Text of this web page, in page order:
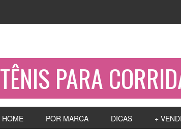
TÊNIS PARA
HOME POR MARCA DICAS +